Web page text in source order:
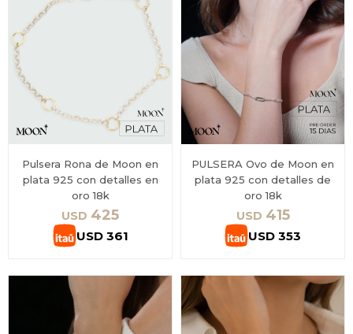
Pulsera Rona de Moon en
plata 925 con detalles en
oro 18k
USD 425
USD 361
PULSERA Ovo de Moon en
plata 925 con detalles de
oro 18k
USD 415
USD 353